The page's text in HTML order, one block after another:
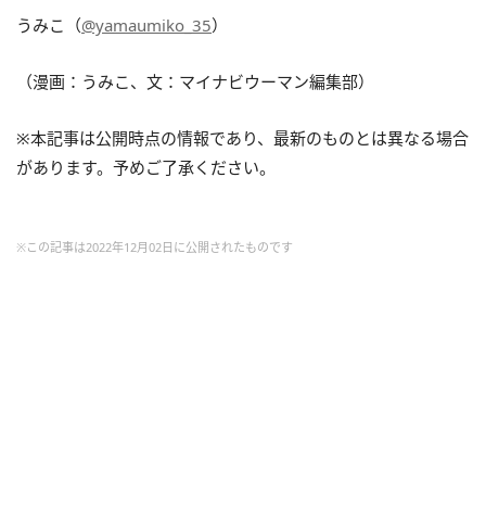
うみこ（@yamaumiko_35）
（漫画：うみこ、文：マイナビウーマン編集部）
※本記事は公開時点の情報であり、最新のものとは異なる場合
があります。予めご了承ください。
※この記事は2022年12月02日に公開されたものです